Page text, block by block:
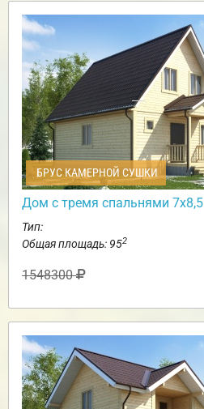
БРУС КАМЕРНОЙ СУШКИ
Дом с тремя спальнями 7х8,5
Тип:
Общая площадь: 952
1548300